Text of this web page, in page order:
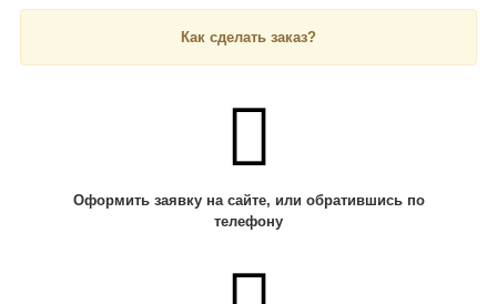
Как сделать заказ?
Оформить заявку на сайте, или обратившись по
телефону